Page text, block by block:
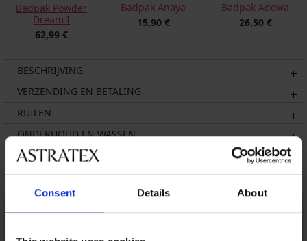
Consent Details About
Badpak Powder
Dream I
62,99 €
Badpak Anaya
15,90 €
Badpak Adowa
26,50 €
BESCHRIJVING
VERZENDING EN BETALING
RUILEN
ONDERHOUD EN WASSEN
Misschien vindt u dit ook leuk